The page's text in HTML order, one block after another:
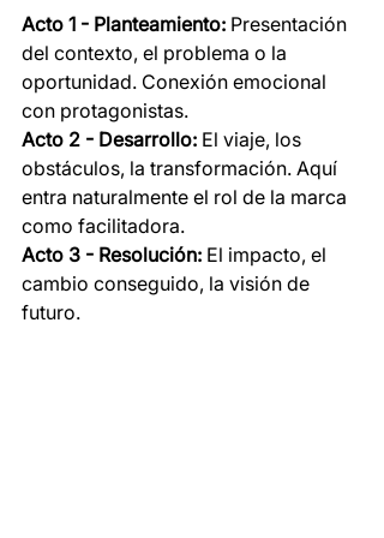
Acto 1 - Planteamiento: Presentación
del contexto, el problema o la
oportunidad. Conexión emocional
con protagonistas.
Acto 2 - Desarrollo: El viaje, los
obstáculos, la transformación. Aquí
entra naturalmente el rol de la marca
como facilitadora.
Acto 3 - Resolución: El impacto, el
cambio conseguido, la visión de
futuro.